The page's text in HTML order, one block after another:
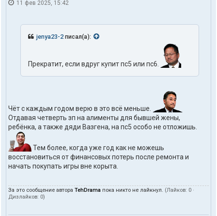
11 фев 2025, 15:42
jenya23-2писал(а):
Прекратит, если вдруг купит пс5 или пс6.
Чёт с каждым годом верю в это всё меньше.
Отдавая четверть зп на алименты для бывшей жены,
ребёнка, а также дяди Вазгена, на пс5 особо не отложишь.
Тем более, когда уже год как не можешь
восстановиться от финансовых потерь после ремонта и
начать покупать игры вне корыта.
За это сообщение автора TehDrama пока никто не лайкнул. (Лайков: 0 ·
Дизлайков: 0)